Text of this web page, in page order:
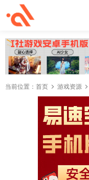
当前位置： 首页 游戏资源